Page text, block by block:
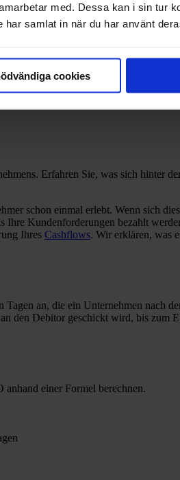
med. Dessa kan i sin tur
samlat in när du har använt
cookies
sie für die
Erfahren Sie, was sich hinter
schon einmal erlebt. Wenn sich
Kundenforderungen bezahlt
Ihres Cashflows. Wir erklären, was
an, die ein Unternehmen nach
den Debitor geschickt wird, bis
anhand einer Formel berechnen.